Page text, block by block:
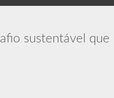
sustentável que